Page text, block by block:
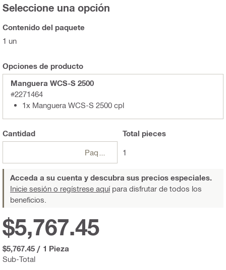
Seleccione una opción
Contenido del paquete
1 un
Opciones de producto
Manguera WCS-S 2500
#2271464
1x Manguera WCS-S 2500 cpl
Cantidad Total pieces
1
Acceda a su cuenta y descubra sus precios especiales.
Inicie sesión o regístrese aquípara disfrutar de todos los
beneficios.
Sub-Total
$5,767.45
$5,767.45 / 1 Pieza